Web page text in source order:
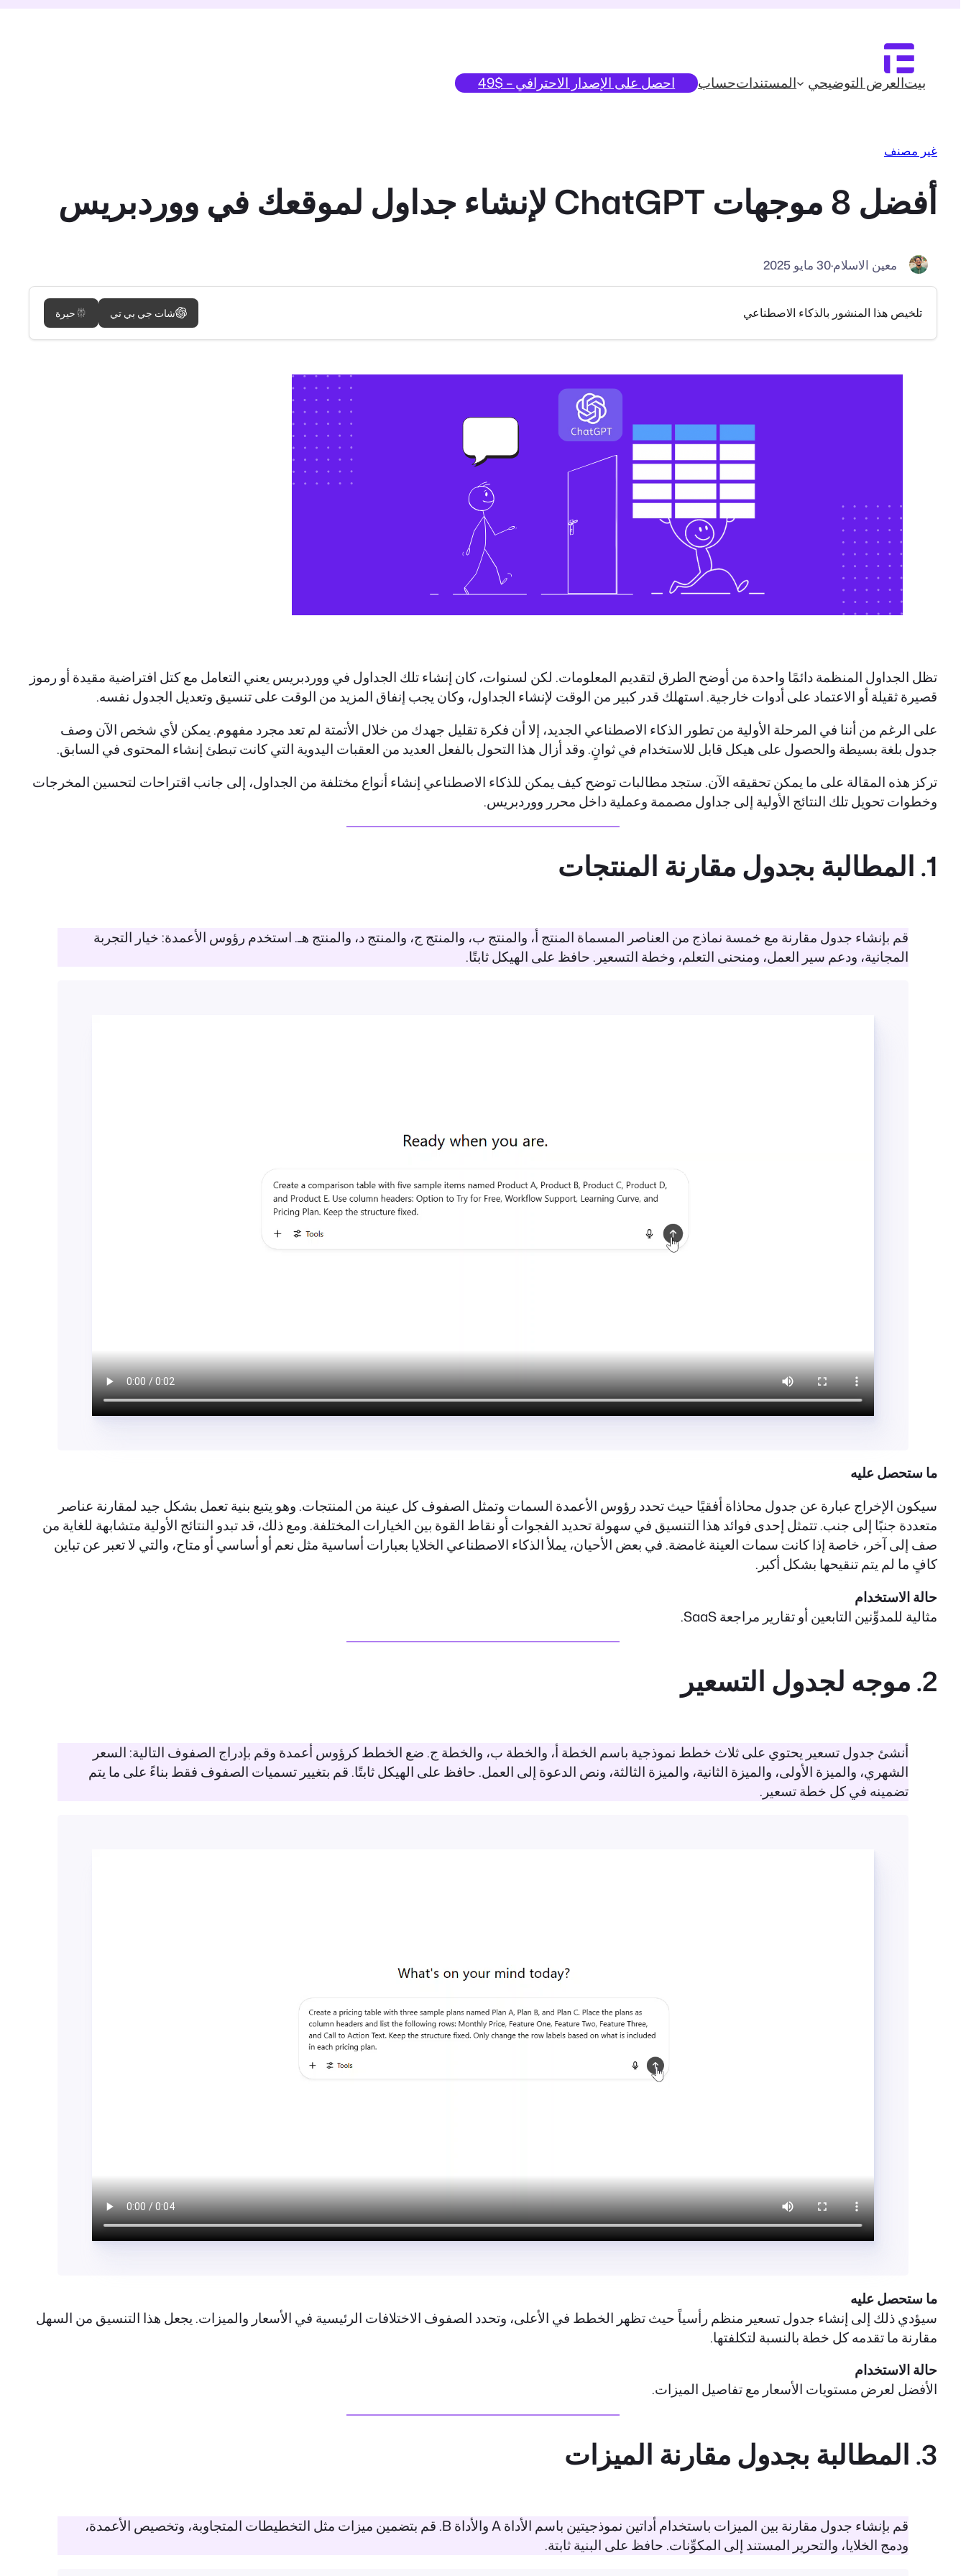
بيتالعرض التوضيحي المستنداتحساب احصل على الإصدار الاحترافي – $49
غير مصنف
أفضل 8 موجهات ChatGPT لإنشاء جداول لموقعك في ووردبريس
معين الاسلام·30 مايو 2025
تلخيص هذا المنشور بالذكاء الاصطناعي شات جي بي تي حيرة
تظل الجداول المنظمة دائمًا واحدة من أوضح الطرق لتقديم المعلومات. لكن لسنوات، كان إنشاء تلك الجداول في ووردبريس يعني التعامل مع كتل افتراضية مقيدة أو رموز
قصيرة ثقيلة أو الاعتماد على أدوات خارجية. استهلك قدر كبير من الوقت لإنشاء الجداول، وكان يجب إنفاق المزيد من الوقت على تنسيق وتعديل الجدول نفسه.
على الرغم من أننا في المرحلة الأولية من تطور الذكاء الاصطناعي الجديد، إلا أن فكرة تقليل جهدك من خلال الأتمتة لم تعد مجرد مفهوم. يمكن لأي شخص الآن وصف
جدول بلغة بسيطة والحصول على هيكل قابل للاستخدام في ثوانٍ. وقد أزال هذا التحول بالفعل العديد من العقبات اليدوية التي كانت تبطئ إنشاء المحتوى في السابق.
تركز هذه المقالة على ما يمكن تحقيقه الآن. ستجد مطالبات توضح كيف يمكن للذكاء الاصطناعي إنشاء أنواع مختلفة من الجداول، إلى جانب اقتراحات لتحسين المخرجات
وخطوات تحويل تلك النتائج الأولية إلى جداول مصممة وعملية داخل محرر ووردبريس.
1. المطالبة بجدول مقارنة المنتجات
قم بإنشاء جدول مقارنة مع خمسة نماذج من العناصر المسماة المنتج أ، والمنتج ب، والمنتج ج، والمنتج د، والمنتج هـ. استخدم رؤوس الأعمدة: خيار التجربة
المجانية، ودعم سير العمل، ومنحنى التعلم، وخطة التسعير. حافظ على الهيكل ثابتًا.
ما ستحصل عليه
سيكون الإخراج عبارة عن جدول محاذاة أفقيًا حيث تحدد رؤوس الأعمدة السمات وتمثل الصفوف كل عينة من المنتجات. وهو يتبع بنية تعمل بشكل جيد لمقارنة عناصر
متعددة جنبًا إلى جنب. تتمثل إحدى فوائد هذا التنسيق في سهولة تحديد الفجوات أو نقاط القوة بين الخيارات المختلفة. ومع ذلك، قد تبدو النتائج الأولية متشابهة للغاية من
صف إلى آخر، خاصة إذا كانت سمات العينة غامضة. في بعض الأحيان، يملأ الذكاء الاصطناعي الخلايا بعبارات أساسية مثل نعم أو أساسي أو متاح، والتي لا تعبر عن تباين
كافٍ ما لم يتم تنقيحها بشكل أكبر.
حالة الاستخدام
مثالية للمدوِّنين التابعين أو تقارير مراجعة SaaS.
2. موجه لجدول التسعير
أنشئ جدول تسعير يحتوي على ثلاث خطط نموذجية باسم الخطة أ، والخطة ب، والخطة ج. ضع الخطط كرؤوس أعمدة وقم بإدراج الصفوف التالية: السعر
الشهري، والميزة الأولى، والميزة الثانية، والميزة الثالثة، ونص الدعوة إلى العمل. حافظ على الهيكل ثابتًا. قم بتغيير تسميات الصفوف فقط بناءً على ما يتم
تضمينه في كل خطة تسعير.
ما ستحصل عليه
سيؤدي ذلك إلى إنشاء جدول تسعير منظم رأسياً حيث تظهر الخطط في الأعلى، وتحدد الصفوف الاختلافات الرئيسية في الأسعار والميزات. يجعل هذا التنسيق من السهل
مقارنة ما تقدمه كل خطة بالنسبة لتكلفتها.
حالة الاستخدام
الأفضل لعرض مستويات الأسعار مع تفاصيل الميزات.
3. المطالبة بجدول مقارنة الميزات
قم بإنشاء جدول مقارنة بين الميزات باستخدام أداتين نموذجيتين باسم الأداة A والأداة B. قم بتضمين ميزات مثل التخطيطات المتجاوبة، وتخصيص الأعمدة،
ودمج الخلايا، والتحرير المستند إلى المكوِّنات. حافظ على البنية ثابتة.